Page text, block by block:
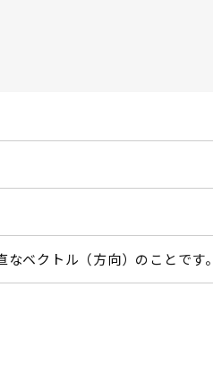
なベクトル（方向）のことです